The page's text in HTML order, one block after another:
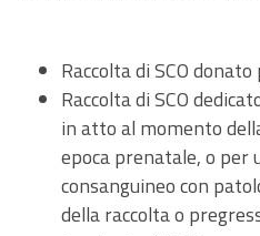
Raccolta di SCO
Raccolta di SCO
in atto al momento
epoca prenatale, o per
consanguineo con
della raccolta o